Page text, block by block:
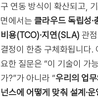
구 연동 방식이 확산되고,
면에서는 클라우드 독립성·
비용(TCO)·지연(SLA) 관
결정이 한층 구체화됩니다.
요한 질문은 “이 기술이 가
가?”가 아니라 “우리의 업
넌스에 어떻게 맞춰 설계·운